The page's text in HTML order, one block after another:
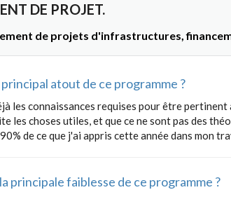
DE PROJET.
de projets d'infrastructures,
atout de ce programme ?
les connaissances requises pour être
les choses utiles, et que ce ne sont pas des
de ce que j'ai appris cette année dans mon
principale faiblesse de ce programme ?